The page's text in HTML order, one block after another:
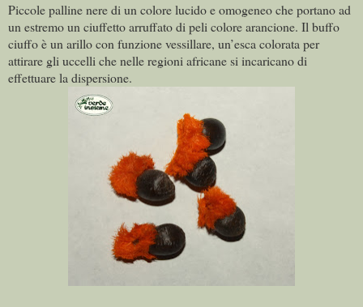
Piccole palline nere di un colore lucido e omogeneo che portano ad
un estremo un ciuffetto arruffato di peli colore arancione. Il buffo
ciuffo è un arillo con funzione vessillare, un’esca colorata per
attirare gli uccelli che nelle regioni africane si incaricano di
effettuare la dispersione.